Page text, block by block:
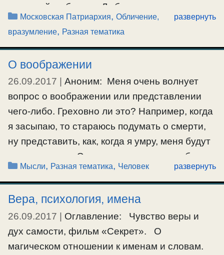
Ещё…
#московскаяпатриархия,#церковь
истинной любви — «Любовь… не радуется
неправде, а сорадуется истине» (1Кор.13:6).
Об обличении и любви, о зле и добродетели
#добродетель,#духовноевИдение
#любовь,#московскаяпатриархия
Рубрики
Московская Патриархия,Обличение,
вразумление, Разная тематика
развернуть
О воображении
26.09.2017
Аноним: Меня очень волнует
вопрос о воображении или представлении
чего-либо. Греховно ли это? Например, когда
я засыпаю, то стараюсь подумать о смерти,
ну представить, как, когда я умру, меня будут
хоронить и т.д. Это делаю для того, чтобы
поменьше думать о наслаждениях и помнить,
что умру когда-нибудь и будет суд и т.д. Когда
я посмотрел …
Ещё…
#воображение
Рубрики
Мысли, Разная тематика, Человек развернуть
Вера, психология, имена
26.09.2017
Оглавление: Чувство веры и
дух самости, фильм «Секрет». О
магическом отношении к именам и словам.